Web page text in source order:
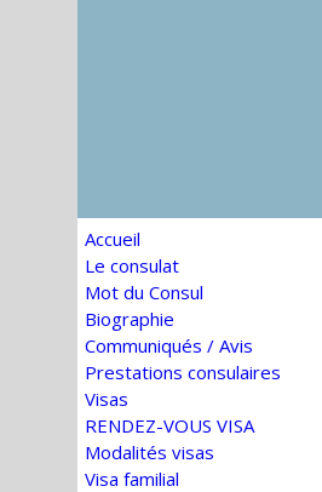
Accueil
Le consulat
Mot du Consul
Biographie
Communiqués / Avis
Prestations consulaires
Visas
RENDEZ-VOUS VISA
Modalités visas
Visa familial